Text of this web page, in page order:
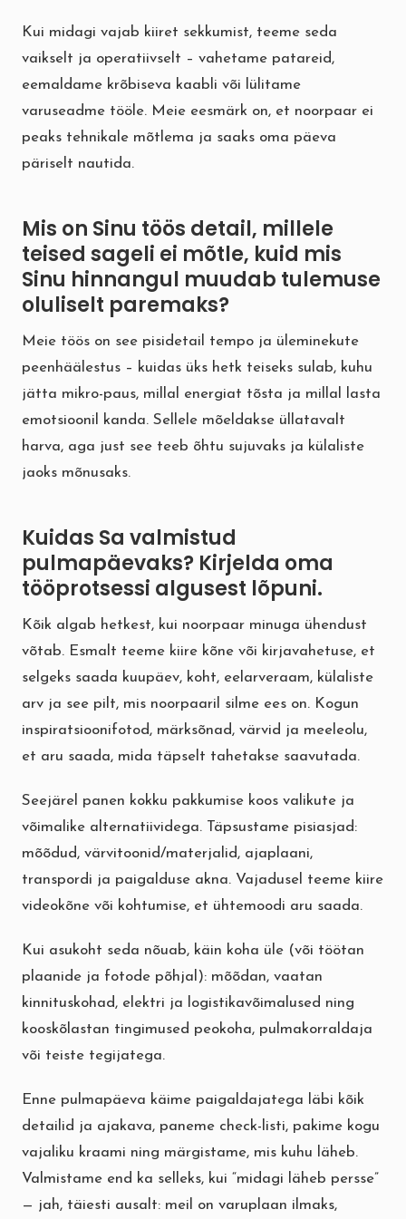
Kui midagi vajab kiiret sekkumist, teeme seda
vaikselt ja operatiivselt – vahetame patareid,
eemaldame krõbiseva kaabli või lülitame
varuseadme tööle. Meie eesmärk on, et noorpaar ei
peaks tehnikale mõtlema ja saaks oma päeva
päriselt nautida.
Mis on Sinu töös detail, millele
teised sageli ei mõtle, kuid mis
Sinu hinnangul muudab tulemuse
oluliselt paremaks?
Meie töös on see pisidetail tempo ja üleminekute
peenhäälestus – kuidas üks hetk teiseks sulab, kuhu
jätta mikro-paus, millal energiat tõsta ja millal lasta
emotsioonil kanda. Sellele mõeldakse üllatavalt
harva, aga just see teeb õhtu sujuvaks ja külaliste
jaoks mõnusaks.
Kuidas Sa valmistud
pulmapäevaks? Kirjelda oma
tööprotsessi algusest lõpuni.
Kõik algab hetkest, kui noorpaar minuga ühendust
võtab. Esmalt teeme kiire kõne või kirjavahetuse, et
selgeks saada kuupäev, koht, eelarveraam, külaliste
arv ja see pilt, mis noorpaaril silme ees on. Kogun
inspiratsioonifotod, märksõnad, värvid ja meeleolu,
et aru saada, mida täpselt tahetakse saavutada.
Seejärel panen kokku pakkumise koos valikute ja
võimalike alternatiividega. Täpsustame pisiasjad:
mõõdud, värvitoonid/materjalid, ajaplaani,
transpordi ja paigalduse akna. Vajadusel teeme kiire
videokõne või kohtumise, et ühtemoodi aru saada.
Kui asukoht seda nõuab, käin koha üle (või töötan
plaanide ja fotode põhjal): mõõdan, vaatan
kinnituskohad, elektri ja logistikavõimalused ning
kooskõlastan tingimused peokoha, pulmakorraldaja
või teiste tegijatega.
Enne pulmapäeva käime paigaldajatega läbi kõik
detailid ja ajakava, paneme check-listi, pakime kogu
vajaliku kraami ning märgistame, mis kuhu läheb.
Valmistame end ka selleks, kui “midagi läheb persse”
— jah, täiesti ausalt: meil on varuplaan ilmaks,